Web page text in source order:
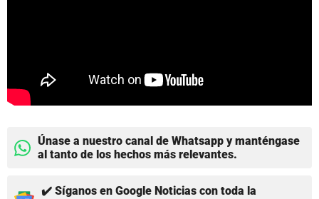
Únase a nuestro canal de Whatsapp y manténgase
al tanto de los hechos más relevantes.
✔️ Síganos en Google Noticias con toda la